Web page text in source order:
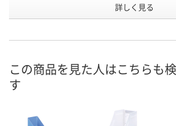
白
号
お届け日
数量
詳しく見る
この商品を見た人はこちらも
す